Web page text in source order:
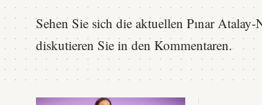
Sehen Sie sich die aktuellen Pınar
diskutieren Sie in den Kommentaren.